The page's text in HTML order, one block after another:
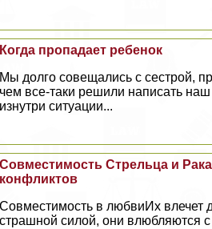
Когда пропадает ребенок
Мы долго совещались с сестрой,
чем все-таки решили написать
изнутри ситуации...
Совместимость Стрельца и
конфликтов
Совместимость в любвиИх влечет
страшной силой, они влюбляются с